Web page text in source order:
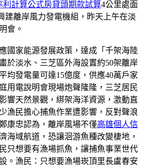
利計算公式房貸頭期款試算4公里處面
建離岸風力發電機組，昨天上午在淡
會。
國家能源發展政策，達成「千架海陸
於淡水、三芝區外海設置約50架離岸
均發電量可達15億度，供應40萬戶家
用電說明會現場炮聲隆隆，三芝居民
響天然景觀，綁架海洋資源，激動直
漁民擔心捕魚作業遭影響，反對聲浪
康忠認為，離岸風場不僅高雄個人信
海域航道，恐讓洄游魚種改變棲地，
只想要有漁場抓魚，讓捕魚事業世代
。漁民：只想要漁場崁頂里長盧春安